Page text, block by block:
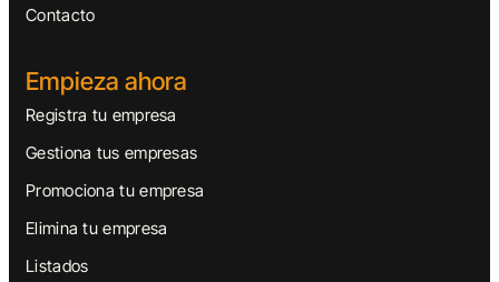
Contacto
Empieza ahora
Registra tu empresa
Gestiona tus empresas
Promociona tu empresa
Elimina tu empresa
Listados